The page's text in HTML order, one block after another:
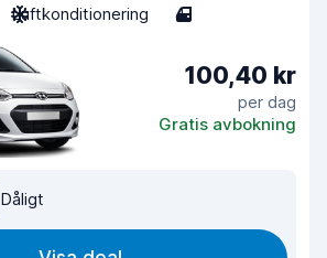
Luftkonditionering 4
100,40 kr
per dag
Gratis avbokning
Dåligt